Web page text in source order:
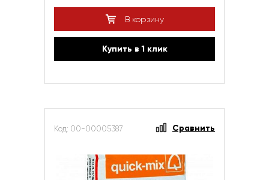
В корзину
Купить в 1 клик
Код: 00-00005387 Сравнить